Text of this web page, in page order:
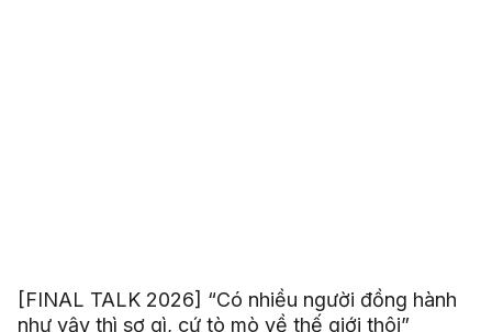
[FINAL TALK 2026] “Có nhiều người đồng hành
như vậy thì sợ gì, cứ tò mò về thế giới thôi”